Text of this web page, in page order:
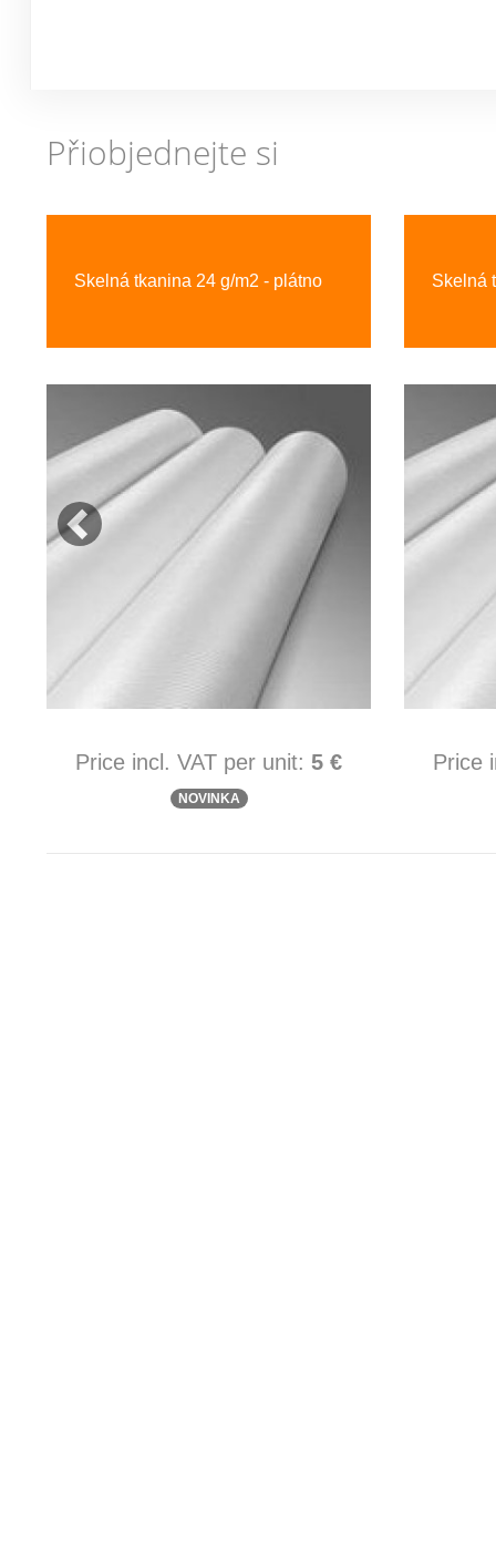
Přiobjednejte si
Skelná tkanina 24 g/m2 - plátno
Price incl. VAT per unit:5 €
NOVINKA
Skelná
Price